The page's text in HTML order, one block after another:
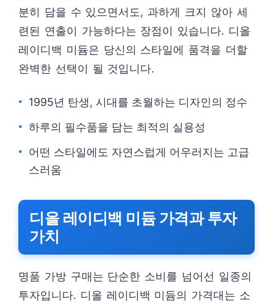
분히 담을 수 있으면서도, 과하게 크지 않아 세
련된 연출이 가능하다는 장점이 있습니다. 디올
레이디백 미듐은 당신의 스타일에 품격을 더할
완벽한 선택이 될 것입니다.
1995년 탄생, 시대를 초월하는 디자인의 정수
하루의 필수품을 담는 최적의 실용성
어떤 스타일에도 자연스럽게 어우러지는 고급
스러움
디올 레이디백 미듐 가격과 투자
가치
명품 가방 구매는 단순한 소비를 넘어선 일종의
투자입니다. 디올 레이디백 미듐의 가격대는 소